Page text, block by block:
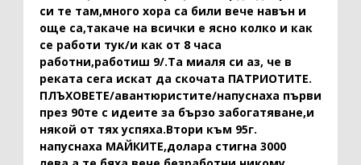
си те там,много хора са били вече навън и
още са,такаче на всички е ясно колко и как
се работи тук/и как от 8 часа
работни,работиш 9/.Та миаля си аз, че в
реката сега искат да скочата ПАТРИОТИТЕ.
ПЛЪХОВЕТЕ/авантюристите/напуснаха първи
през 90те с идеите за бързо забогатяване,и
някой от тях успяха.Втори към 95г.
напуснаха МАЙКИТЕ,долара стигна 3000